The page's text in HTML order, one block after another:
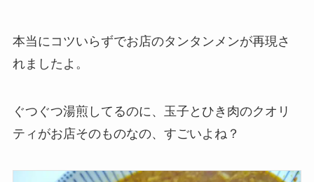
本当にコツいらずでお店のタンタンメンが再現さ
れましたよ。
ぐつぐつ湯煎してるのに、玉子とひき肉のクオリ
ティがお店そのものなの、すごいよね？